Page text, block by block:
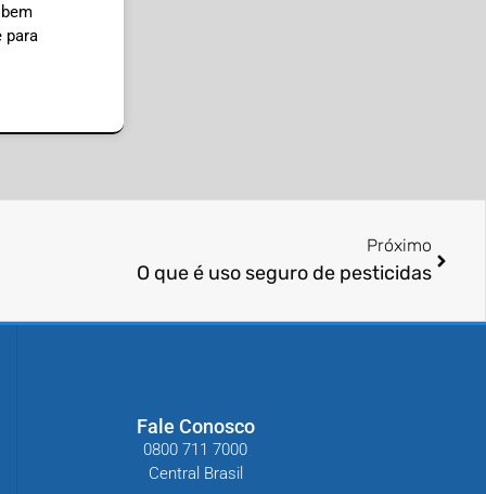
para
Próximo
O que é uso seguro de pesticidas
Fale Conosco
0800 711 7000
Central Brasil